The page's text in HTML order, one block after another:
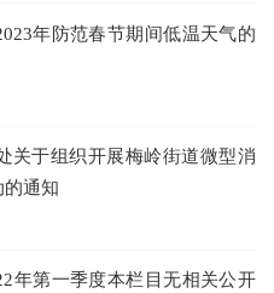
年防范春节期间低温天气的
关于组织开展梅岭街道微型消
通知
年第一季度本栏目无相关公开